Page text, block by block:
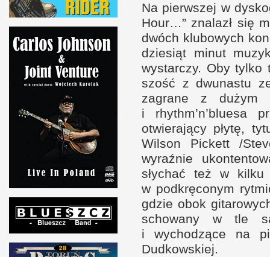
Na pierw­szej w d
Hour…” znalazł się
dwóch klubowych
dziesiąt minut
wystar­czy. Oby tylko
szość z dwunastu
zagrane z dużym
i rhythm’n’bluesa
otwierający płytę,
Wil­son Pic­kett /​
wyraź­nie
słychać też w kilku
w pod­kręconym
gdzie obok
schowany w tle
i wychodzące na
Dudkowskiej.